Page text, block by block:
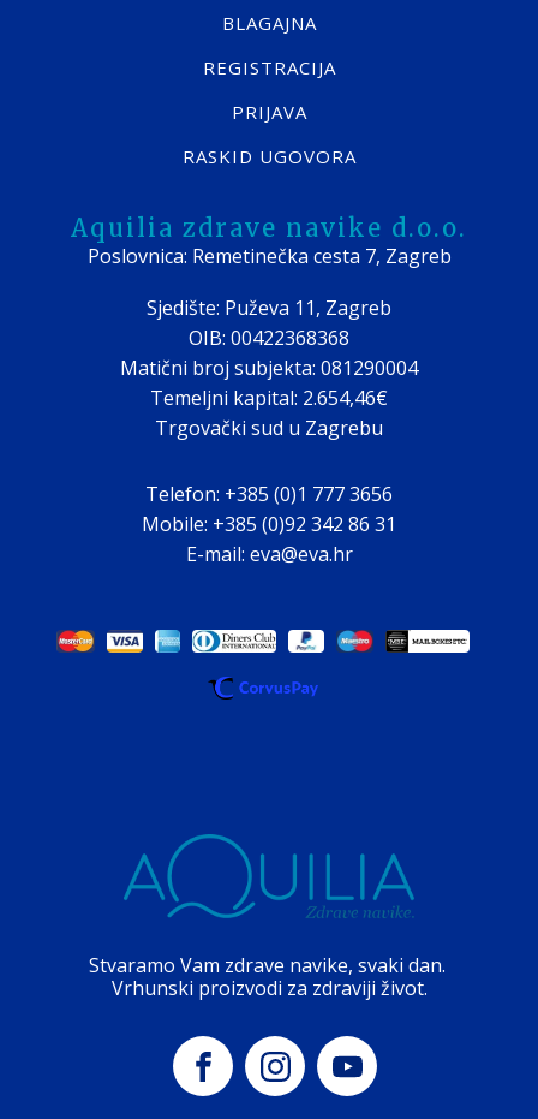
BLAGAJNA
REGISTRACIJA
PRIJAVA
RASKID UGOVORA
Aquilia zdrave navike d.o.o.
Poslovnica: Remetinečka cesta 7, Zagreb
Sjedište: Puževa 11, Zagreb
OIB: 00422368368
Matični broj subjekta: 081290004
Temeljni kapital: 2.654,46€
Trgovački sud u Zagrebu
Telefon: +385 (0)1 777 3656
Mobile: +385 (0)92 342 86 31
E-mail: eva@eva.hr
Stvaramo Vam zdrave navike, svaki dan.
Vrhunski proizvodi za zdraviji život.